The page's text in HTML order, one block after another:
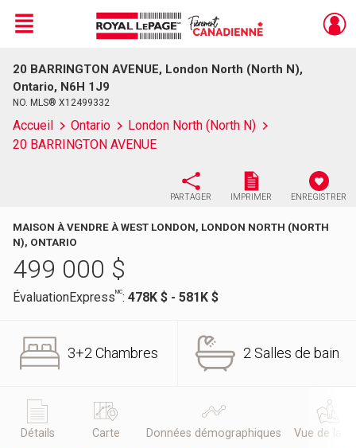
Live
En Direct
Menu
20 BARRINGTON AVENUE, London North (North N),
Ontario, N6H 1J9
NO. MLS® X12499332
Accueil Ontario
London North (North N)
20 BARRINGTON AVENUE
PARTAGER IMPRIMER ENREGISTRER
MAISON À VENDRE À WEST LONDON, LONDON NORTH (NORTH
N), ONTARIO
499 000 $
ÉvaluationExpressMC: 478K $ - 581K $
3+2 Chambres 2 Salles de bain
Détails Carte Données démographiques Vue de la